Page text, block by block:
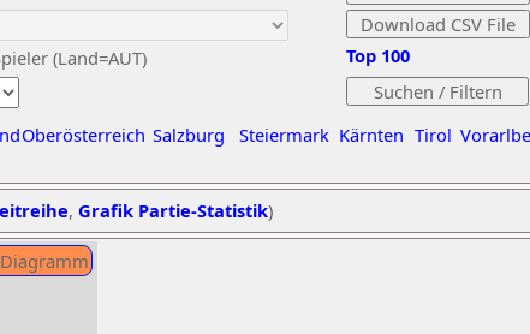
(Land=AUT)
Oberösterreich Salzburg Steiermark Kärnten Tirol
Top 100
, Grafik Partie-Statistik)